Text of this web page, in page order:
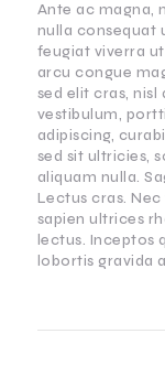
Ante ac magna,
nulla consequat
feugiat viverra
arcu congue
sed elit cras,
vestibulum,
adipiscing,
sed sit ultricies,
aliquam nulla.
Lectus cras.
sapien ultrices
lectus. Inceptos
lobortis gravida